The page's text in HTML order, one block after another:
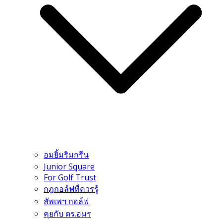
อมยิ้มริมกรีน
Junior Square
For Golf Trust
กฎกอล์ฟที่ควรรู้
สัพเพฯ กอล์ฟ
คุยกับ ดร.อมร